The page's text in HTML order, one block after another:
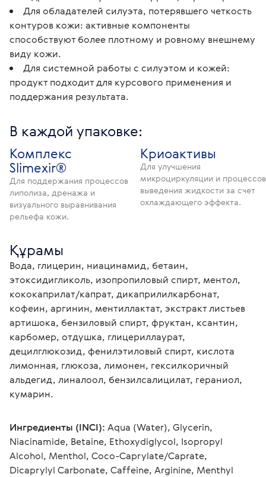
Для обладателей силуэта, потерявшего четкость
контуров кожи: активные компоненты
способствуют более плотному и ровному внешнему
виду кожи.
Для системной работы с силуэтом и кожей:
продукт подходит для курсового применения и
поддержания результата.
В каждой упаковке:
Комплекс
Slimexir®
Для поддержания процессов
липолиза, дренажа и
визуального выравнивания
рельефа кожи.
Криоактивы
Для улучшения
микроциркуляции и процессов
выведения жидкости за счет
охлаждающего эффекта.
Құрамы
Вода, глицерин, ниацинамид, бетаин,
этоксидигликоль, изопропиловый спирт, ментол,
кококаприлат/капрат, дикаприлилкарбонат,
кофеин, аргинин, ментиллактат, экстракт листьев
артишока, бензиловый спирт, фруктан, ксантин,
карбомер, отдушка, глицериллаурат,
децилглюкозид, фенилэтиловый спирт, кислота
лимонная, глюкоза, лимонен, гексилкоричный
альдегид, линалоол, бензилсалицилат, гераниол,
кумарин.
Ингредиенты (INCI): Aqua (Water), Glycerin,
Niacinamide, Betaine, Ethoxydiglycol, Isopropyl
Alcohol, Menthol, Coco-Caprylate/Caprate,
Dicaprylyl Carbonate, Caffeine, Arginine, Menthyl